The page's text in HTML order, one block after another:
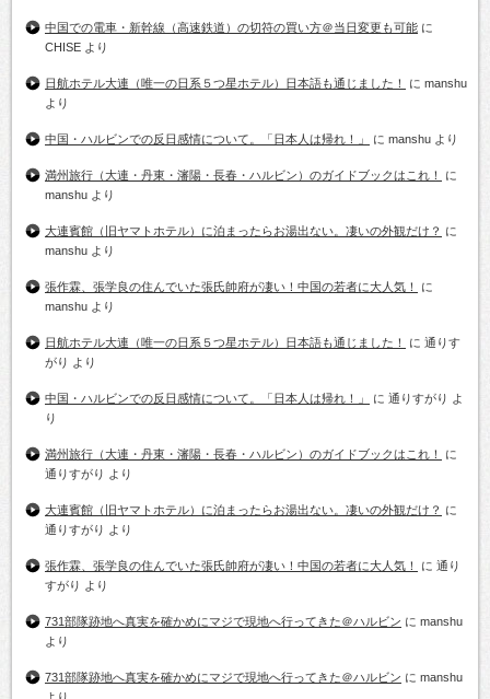
中国での電車・新幹線（高速鉄道）の切符の買い方＠当日変更も可能 に
CHISE より
日航ホテル大連（唯一の日系５つ星ホテル）日本語も通じました！ に manshu
より
中国・ハルビンでの反日感情について。「日本人は帰れ！」 に manshu より
満州旅行（大連・丹東・瀋陽・長春・ハルビン）のガイドブックはこれ！
に
manshu より
大連賓館（旧ヤマトホテル）に泊まったらお湯出ない。凄いの外観だけ？ に
manshu より
張作霖、張学良の住んでいた張氏帥府が凄い！中国の若者に大人気！
に
manshu より
日航ホテル大連（唯一の日系５つ星ホテル）日本語も通じました！ に 通りす
がり より
中国・ハルビンでの反日感情について。「日本人は帰れ！」 に 通りすがり よ
り
満州旅行（大連・丹東・瀋陽・長春・ハルビン）のガイドブックはこれ！
に
通りすがり より
大連賓館（旧ヤマトホテル）に泊まったらお湯出ない。凄いの外観だけ？ に
通りすがり より
張作霖、張学良の住んでいた張氏帥府が凄い！中国の若者に大人気！ に 通り
すがり より
731部隊跡地へ真実を確かめにマジで現地へ行ってきた＠ハルビン に manshu
より
731部隊跡地へ真実を確かめにマジで現地へ行ってきた＠ハルビン に manshu